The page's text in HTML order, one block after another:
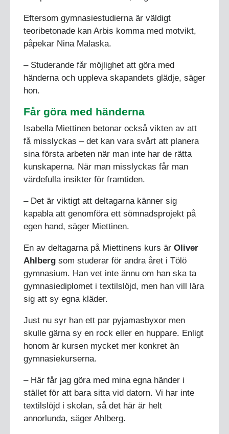
Eftersom gymnasiestudierna är väldigt
teoribetonade kan Arbis komma med motvikt,
påpekar Nina Malaska.
– Studerande får möjlighet att göra med
händerna och uppleva skapandets glädje, säger
hon.
Får göra med händerna
Isabella Miettinen betonar också vikten av att
få misslyckas – det kan vara svårt att planera
sina första arbeten när man inte har de rätta
kunskaperna. När man misslyckas får man
värdefulla insikter för framtiden.
– Det är viktigt att deltagarna känner sig
kapabla att genomföra ett sömnadsprojekt på
egen hand, säger Miettinen.
En av deltagarna på Miettinens kurs är Oliver
Ahlbergsom studerar för andra året i Tölö
gymnasium. Han vet inte ännu om han ska ta
gymnasiediplomet i textilslöjd, men han vill lära
sig att sy egna kläder.
Just nu syr han ett par pyjamasbyxor men
skulle gärna sy en rock eller en huppare. Enligt
honom är kursen mycket mer konkret än
gymnasiekurserna.
– Här får jag göra med mina egna händer i
stället för att bara sitta vid datorn. Vi har inte
textilslöjd i skolan, så det här är helt
annorlunda, säger Ahlberg.